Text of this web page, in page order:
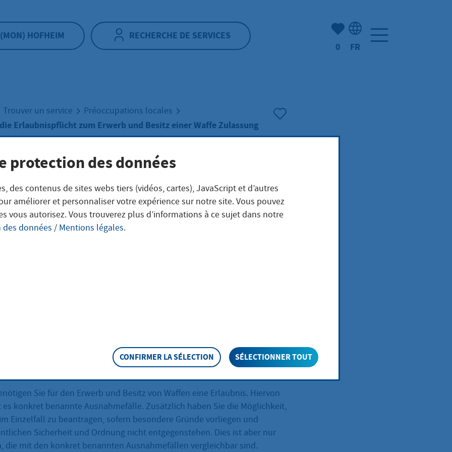
(MON) HOFHEIM RECHERCHE DE SERVICES
Nombre d'éléments mis en
0 FR
Trouver un service Préoccupations locales
Erlaubnispflicht zum Erwerb und Besitz einer Waffe Zulassung
für die
zum
und Besitz einer
Zulassung
Sie für den Erwerb und Besitz von Waffen eine Erlaubnis. Hiervon
konkret benannte Ausnahmefälle. Zusätzlich haben Sie die Möglichkeit,
Einzelfall zu beantragen, sofern besondere Gründe vorliegen und
Sicherheit und Ordnung nicht entgegenstehen. Dies ist aber nur
die mit den konkret benannten Ausnahmefällen vergleichbar sind.
protection des données
des contenus de sites webs tiers (vidéos, cartes), JavaScript et d’autres
améliorer et personnaliser votre expérience sur notre site. Vous pouvez
vous autorisez. Vous trouverez plus d’informations à ce sujet dans notre
données / Mentions légales.
CONFIRMER LA SÉLECTION SÉLECTIONNER TOUT